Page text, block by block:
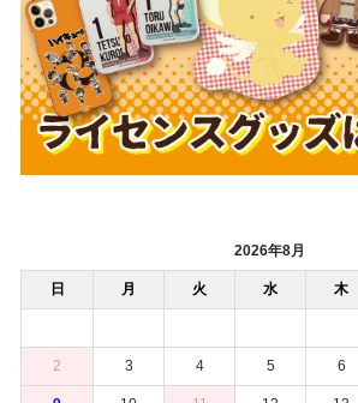
2026年8月
日 月 火 水 木
2 3 4 5 6